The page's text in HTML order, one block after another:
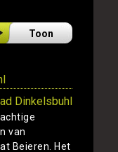
Toon
van
Beieren. Het